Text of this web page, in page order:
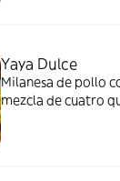
Yaya Dulce
Milanesa de pollo
mezcla de cuatro